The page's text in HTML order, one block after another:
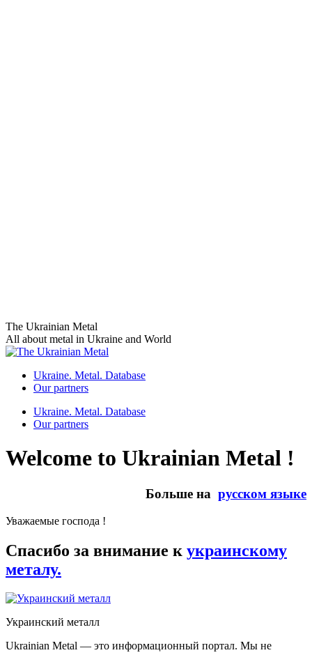
Skip
to
content
The Ukrainian Metal
All about metal in Ukraine and World
Ukraine. Metal. Database
Our partners
Ukraine. Metal. Database
Our partners
Welcome to Ukrainian Metal !
Больше на русском языке
Уважаемые господа !
Спасибо за внимание к украинскому
металу.
Украинский металл
Ukrainian Metal — это информационный портал. Мы не